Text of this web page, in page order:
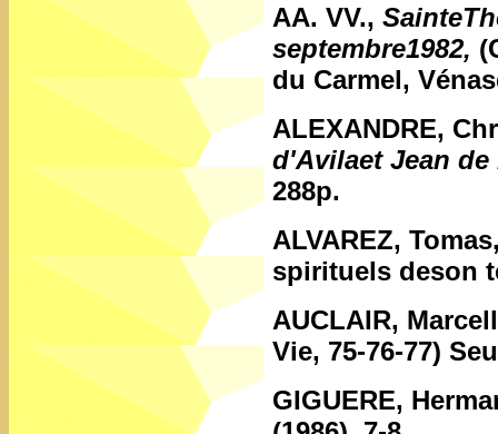
AA. VV.,
septembre1982,
du Carmel,
ALEXANDRE,
d'Avilaet Jean
288p.
ALVAREZ,
spirituels deson
AUCLAIR,
Vie, 75-76-77)
GIGUERE,